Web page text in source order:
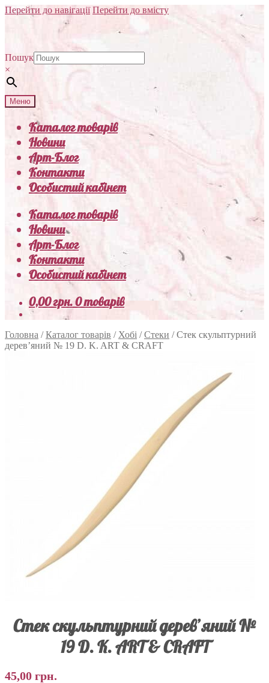
Перейти до навігації Перейти до вмісту
Пошук
×
Меню
Каталог товарів
Новини
Арт-Блог
Контакти
Особистий кабінет
Каталог товарів
Новини
Арт-Блог
Контакти
Особистий кабінет
0,00грн.0 товарів
Головна /Каталог товарів / Хобі /Стеки /Стек скульптурний
дерев’яний № 19 D. K. ART & CRAFT
Стек скульптурний дерев’яний №
19 D. K. ART & CRAFT
45,00 грн.